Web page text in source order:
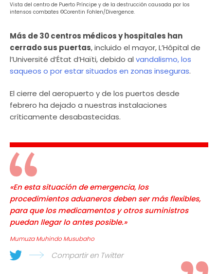
Vista del centro de Puerto Príncipe y de la destrucción causada por los
intensos combates ©Corentin Fohlen/Divergence.
Más de 30 centros médicos y hospitales han
cerrado sus puertas, incluido el mayor, L’Hôpital de
l’Université d’État d’Haïti, debido al vandalismo, los
saqueos o por estar situados en zonas inseguras.
El cierre del aeropuerto y de los puertos desde
febrero ha dejado a nuestras instalaciones
críticamente desabastecidas.
«En esta situación de emergencia, los
procedimientos aduaneros deben ser más flexibles,
para que los medicamentos y otros suministros
puedan llegar lo antes posible.»
Mumuza Muhindo Musubaho
Compartir en Twitter